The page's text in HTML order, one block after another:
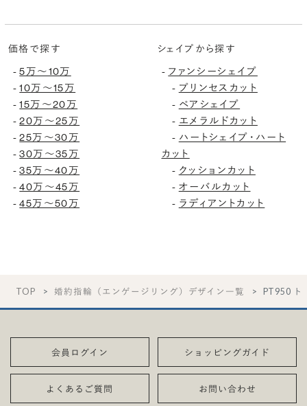
価格で探す
-5万〜10万
-10万〜15万
-15万〜20万
-20万〜25万
-25万〜30万
-30万〜35万
-35万〜40万
-40万〜45万
-45万〜50万
シェイプから探す
- ファンシーシェイプ
- プリンセスカット
- ペアシェイプ
- エメラルドカット
- ハートシェイプ・ハート
カット
- クッションカット
- オーバルカット
- ラディアントカット
TOP 婚約指輪（エンゲージリング）デザイン一覧 PT950 ト
会員ログイン ショッピングガイド
よくあるご質問 お問い合わせ